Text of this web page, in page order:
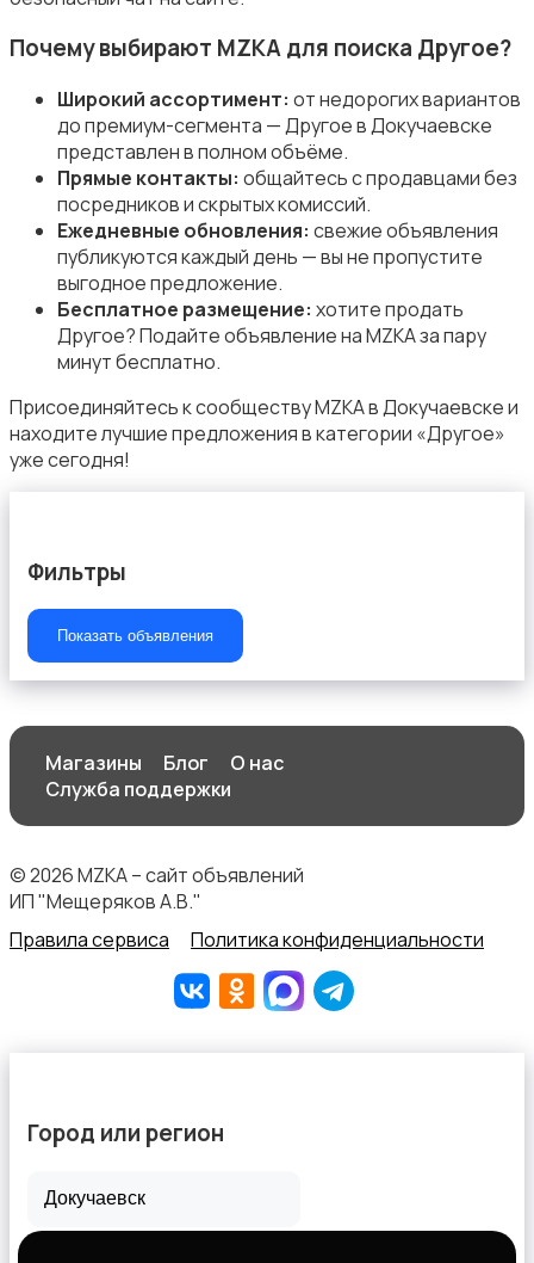
Растения и семена
Сад и огород
Садовая мебель
Столы и стулья
Шкафы и комоды
Почему выбирают MZKA для поиска Другое?
Широкий ассортимент: от недорогих вариантов
до премиум-сегмента — Другое в Докучаевске
представлен в полном объёме.
Прямые контакты: общайтесь с продавцами без
посредников и скрытых комиссий.
Ежедневные обновления: свежие объявления
публикуются каждый день — вы не пропустите
выгодное предложение.
Бесплатное размещение: хотите продать
Другое? Подайте объявление на MZKA за пару
минут бесплатно.
Присоединяйтесь к сообществу MZKA в Докучаевске и
находите лучшие предложения в категории «Другое»
уже сегодня!
Фильтры
Показать объявления
Магазины Блог
О нас
Служба поддержки
© 2026 MZKA – сайт объявлений
ИП "Мещеряков А.В."
Правила сервиса
Политика конфиденциальности
Город или регион
Все города